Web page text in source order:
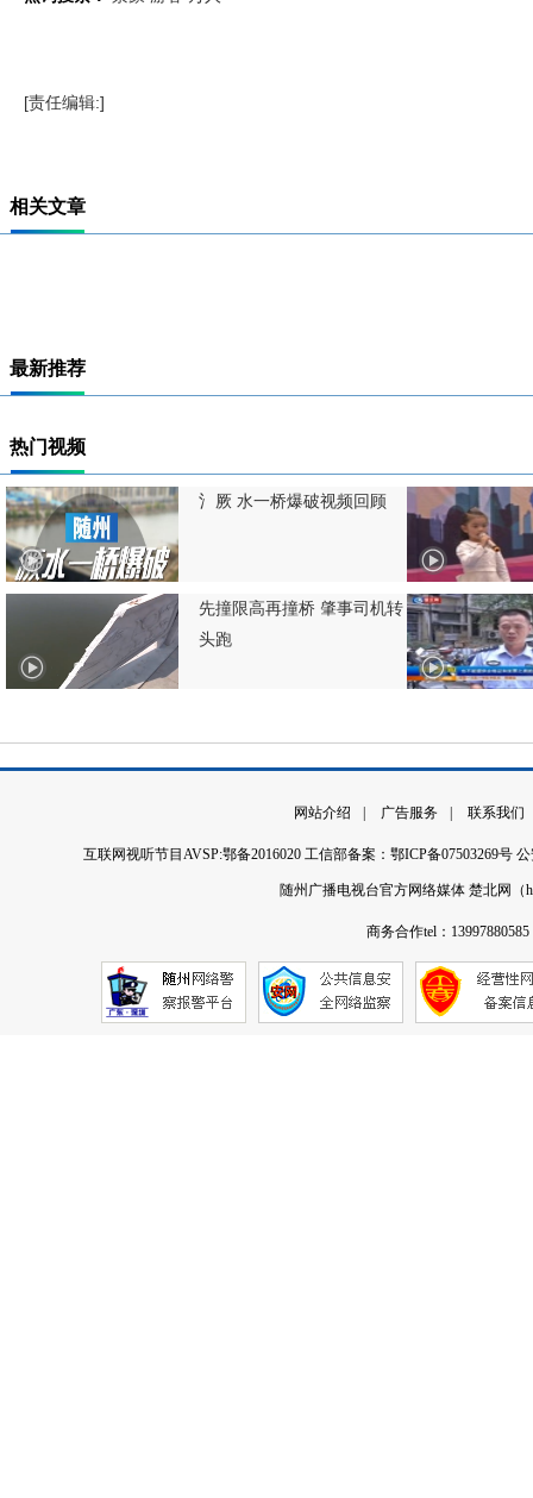
[责任编辑:]
相关文章
最新推荐
热门视频
氵厥 水一桥爆破视频回顾
先撞限高再撞桥 肇事司机转
头跑
网站介绍 广告服务 联系我们
互联网视听节目AVSP:鄂备2016020 工信部备案：鄂ICP备07503269号
随州广播电视台官方网络媒体 楚北网（
商务合作tel：13997880585